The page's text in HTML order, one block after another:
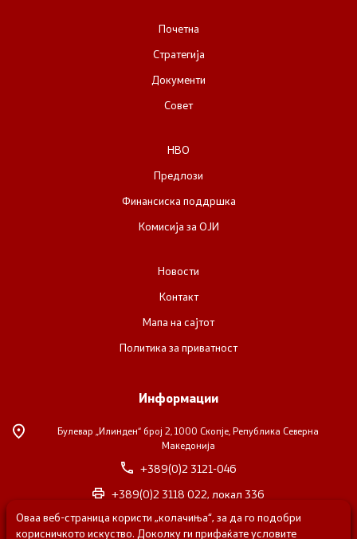
Почетна
Стратегија
Документи
Совет
НВО
Предлози
Финансиска поддршка
Комисија за ОЈИ
Новости
Контакт
Мапа на сајтот
Политика за приватност
Информации
Булевар „Илинден“ број 2, 1000 Скопје, Република Северна
Македонија
+389(0)2 3121-046
+389(0)2 3118 022, локал 336
nvosorabotka@gs.gov.mk
Оваа веб-страница користи „колачиња“, за да го подобри
корисничкото искуство. Доколку ги прифаќате условите